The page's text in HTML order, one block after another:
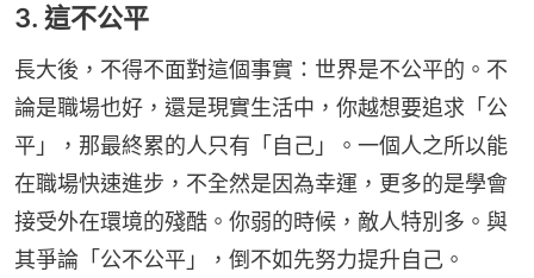
3. 這不公平
長大後，不得不面對這個事實：世界是不公平的。不
論是職場也好，還是現實生活中，你越想要追求「公
平」，那最終累的人只有「自己」。一個人之所以能
在職場快速進步，不全然是因為幸運，更多的是學會
接受外在環境的殘酷。你弱的時候，敵人特別多。與
其爭論「公不公平」，倒不如先努力提升自己。